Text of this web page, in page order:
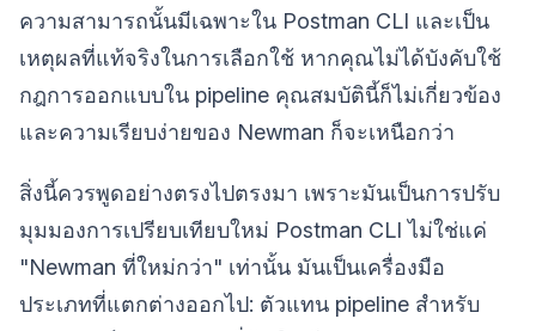
ความสามารถนั้นมีเฉพาะใน Postman CLI และเป็น
เหตุผลที่แท้จริงในการเลือกใช้ หากคุณไม่ได้บังคับใช้
กฎการออกแบบใน pipeline คุณสมบัตินี้ก็ไม่เกี่ยวข้อง
และความเรียบง่ายของ Newman ก็จะเหนือกว่า
สิ่งนี้ควรพูดอย่างตรงไปตรงมา เพราะมันเป็นการปรับ
มุมมองการเปรียบเทียบใหม่ Postman CLI ไม่ใช่แค่
"Newman ที่ใหม่กว่า" เท่านั้น มันเป็นเครื่องมือ
ประเภทที่แตกต่างออกไป: ตัวแทน pipeline สำหรับ